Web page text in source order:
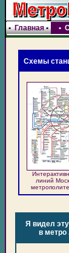
•Главная• •
Схемы
линий
Я видел
в метро